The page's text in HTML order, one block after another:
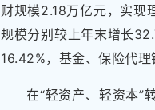
财规模2.18万亿元，实现
规模分别较上年末增长
16.42%，基金、保险代
在“轻资产、轻资本”